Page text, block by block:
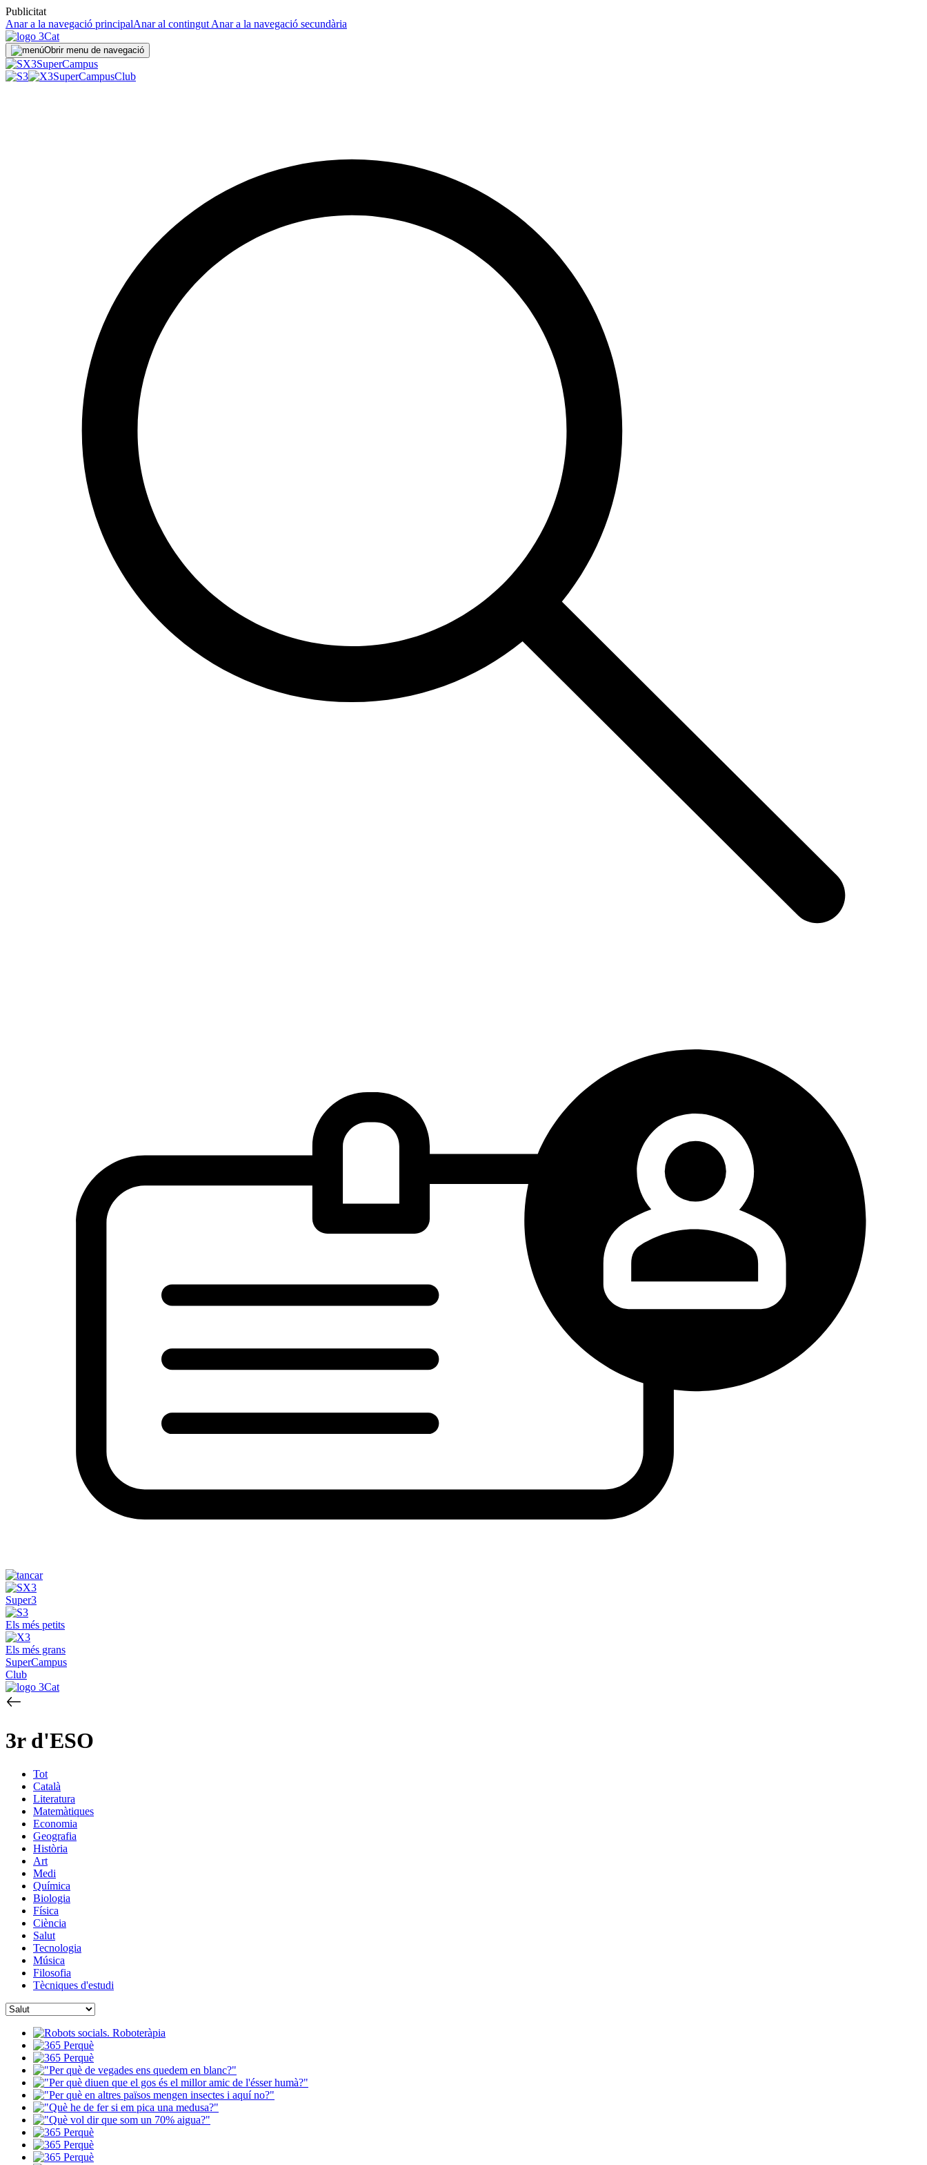
Publicitat
Anar a la navegació principalAnar al contingut Anar a la navegació secundària
Obrir menu de navegació
SuperCampus
SuperCampusClub
Super3
Els més petits
Els més grans
SuperCampus
Club
3r d'ESO
Tot
Català
Literatura
Matemàtiques
Economia
Geografia
Història
Art
Medi
Química
Biologia
Física
Ciència
Salut
Tecnologia
Música
Filosofia
Tècniques d'estudi